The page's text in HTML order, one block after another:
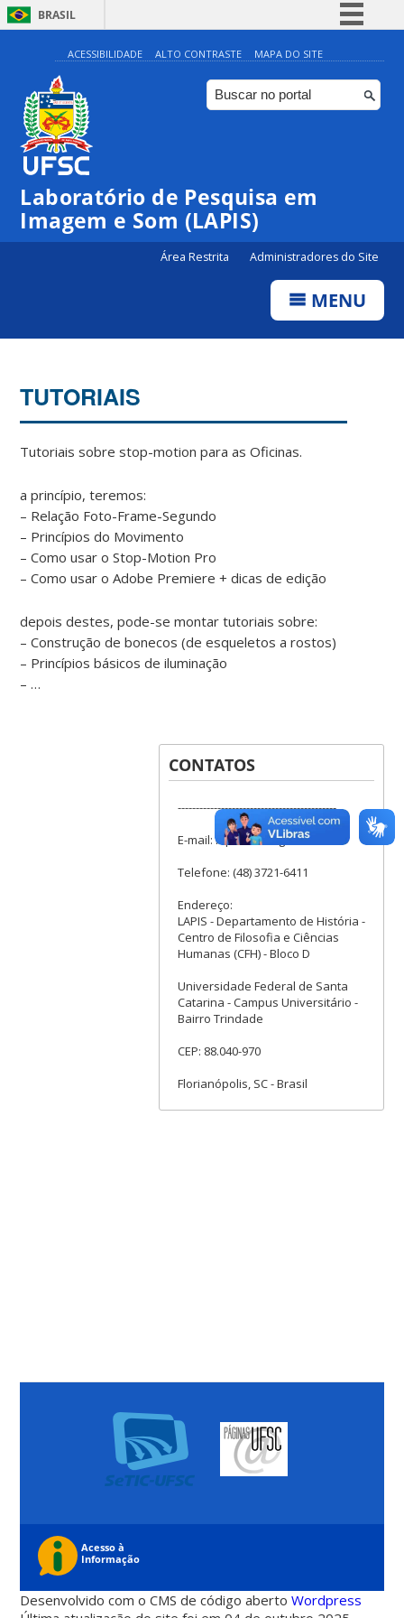
BRASIL
Simplifique!
Comunica BR
Participe
Canais
ACESSIBILIDADE ALTO CONTRASTE MAPA DO SITE
Laboratório de Pesquisa em
Imagem e Som (LAPIS)
Área Restrita Administradores do Site
MENU
TUTORIAIS
Tutoriais sobre stop-motion para as Oficinas.
a princípio, teremos:
– Relação Foto-Frame-Segundo
– Princípios do Movimento
– Como usar o Stop-Motion Pro
– Como usar o Adobe Premiere + dicas de edição
depois destes, pode-se montar tutoriais sobre:
– Construção de bonecos (de esqueletos a rostos)
– Princípios básicos de iluminação
– …
CONTATOS
--------------------------------------------
E-mail: lapis.ufsc@gmail.com
Telefone: (48) 3721-6411
Endereço:
LAPIS - Departamento de História -
Centro de Filosofia e Ciências
Humanas (CFH) - Bloco D
Universidade Federal de Santa
Catarina - Campus Universitário -
Bairro Trindade
CEP: 88.040-970
Florianópolis, SC - Brasil
Desenvolvido com o CMS de código abertoWordpress